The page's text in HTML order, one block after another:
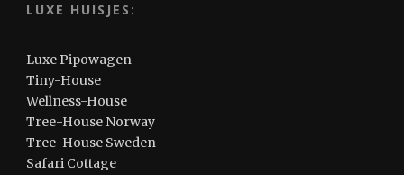
LUXE HUISJES:
Luxe Pipowagen
Tiny-House
Wellness-House
Tree-House Norway
Tree-House Sweden
Safari Cottage